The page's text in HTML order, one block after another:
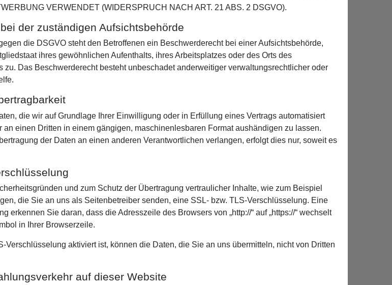
VERWENDET (WIDERSPRUCH NACH ART. 21 ABS. 2 DSGVO).
der zuständigen Aufsichtsbehörde
die DSGVO steht den Betroffenen ein Beschwerderecht bei einer Aufsichtsbehörde,
ihres gewöhnlichen Aufenthalts, ihres Arbeitsplatzes oder des Orts des
zu. Das Beschwerderecht besteht unbeschadet anderweitiger verwaltungsrechtlicher oder
die wir auf Grundlage Ihrer Einwilligung oder in Erfüllung eines Vertrags automatisiert
an einen Dritten in einem gängigen, maschinenlesbaren Format aushändigen zu lassen.
der Daten an einen anderen Verantwortlichen verlangen, erfolgt dies nur, soweit es
und zum Schutz der Übertragung vertraulicher Inhalte, wie zum Beispiel
die Sie an uns als Seitenbetreiber senden, eine SSL- bzw. TLS-Verschlüsselung. Eine
erkennen Sie daran, dass die Adresszeile des Browsers von „http://“ auf „https://“ wechselt
in Ihrer Browserzeile.
Verschlüsselung aktiviert ist, können die Daten, die Sie an uns übermitteln, nicht von Dritten
auf dieser Website